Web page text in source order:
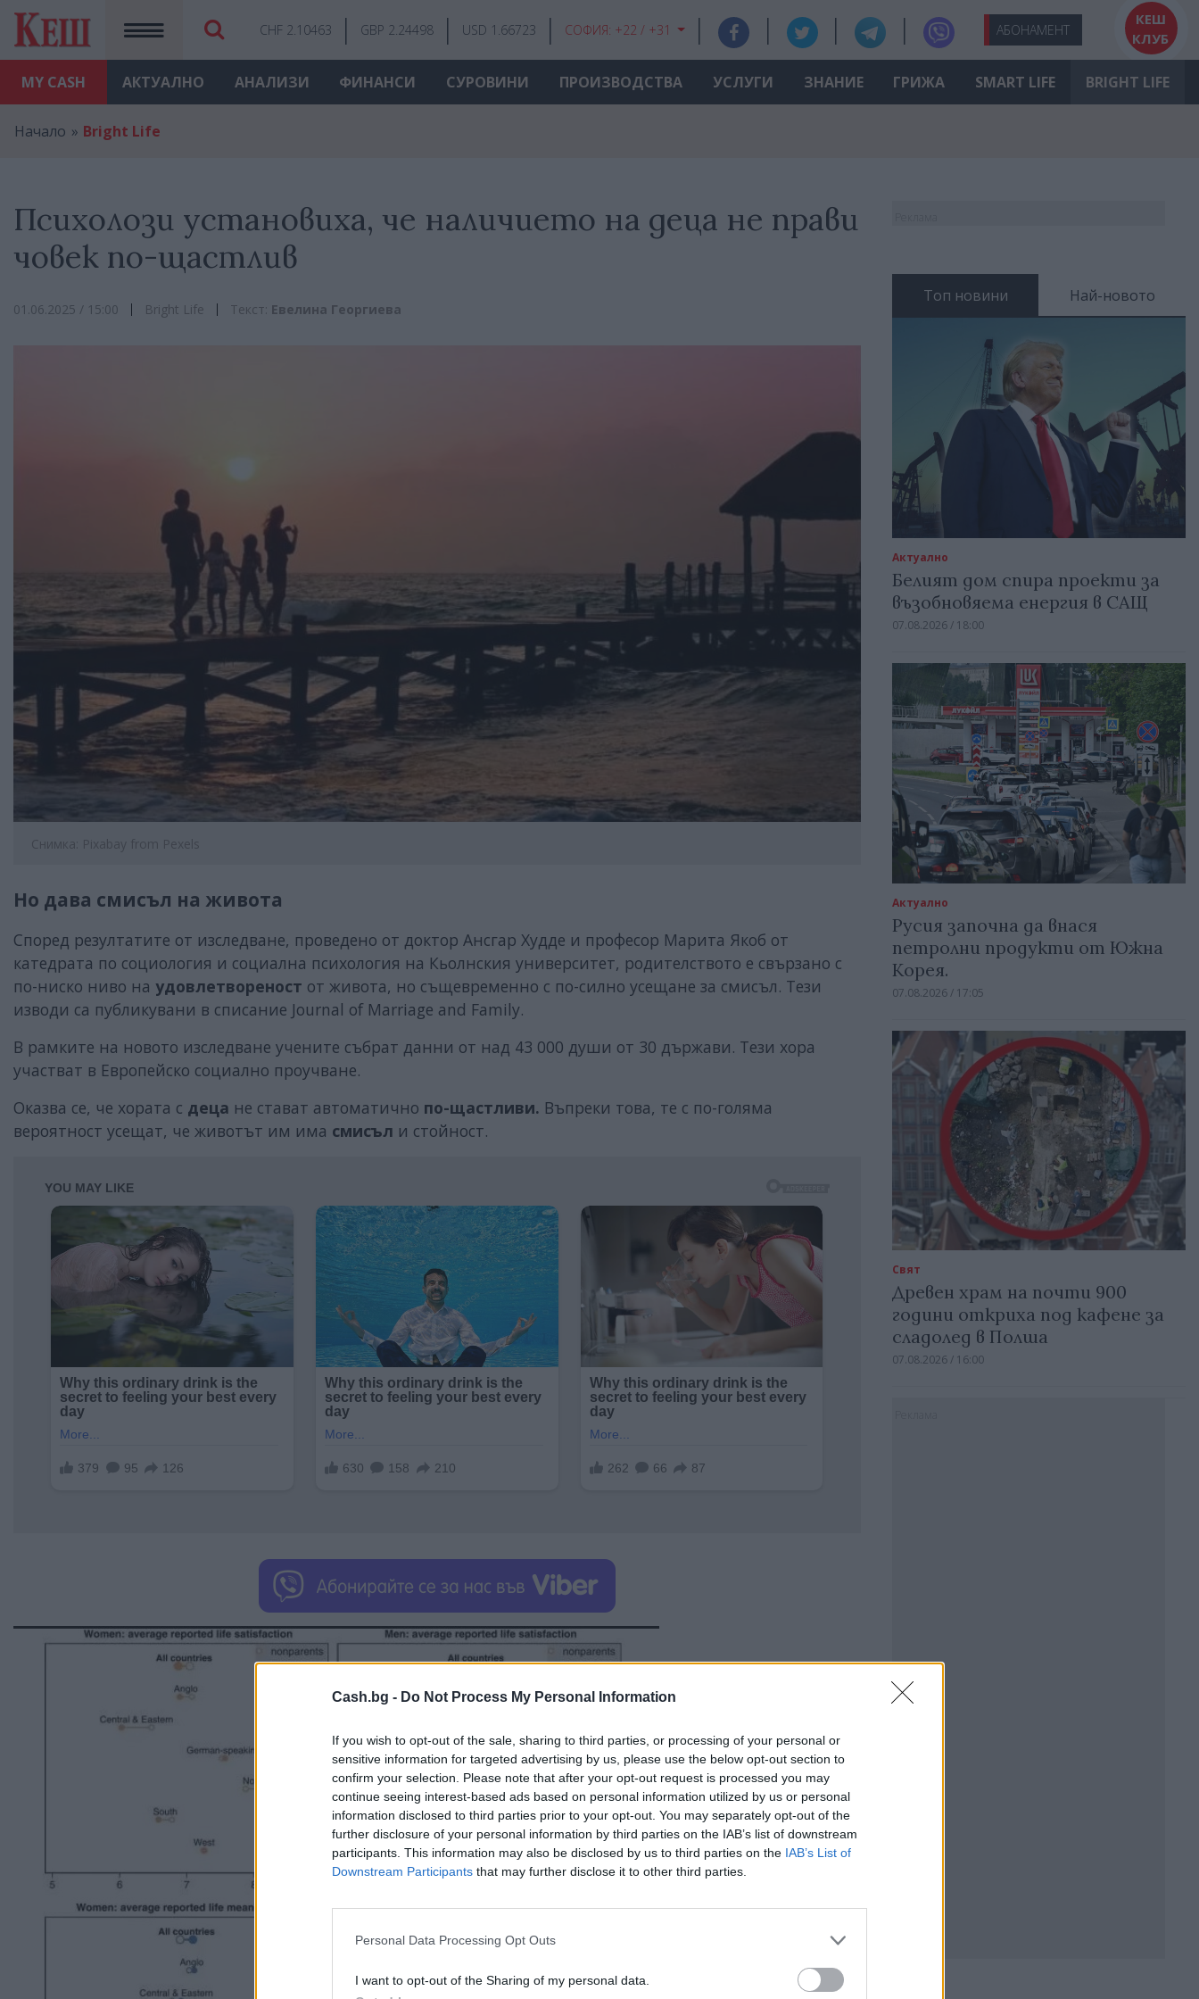
Cash.bg - Do Not Process My Personal Information
If you wish to opt-out of the sale, sharing to third parties, or processing of your personal or
sensitive information for targeted advertising by us, please use the below opt-out section to
confirm your selection. Please note that after your opt-out request is processed you may
continue seeing interest-based ads based on personal information utilized by us or personal
information disclosed to third parties prior to your opt-out. You may separately opt-out of the
further disclosure of your personal information by third parties on the IAB’s list of downstream
participants. This information may also be disclosed by us to third parties on the IAB’s List of
Downstream Participants that may further disclose it to other third parties.
Personal Data Processing Opt Outs
I want to opt-out of the Sharing of my personal data.
MY CASH
CHF 2.10463 GBP 2.24498 USD 1.66723 СОФИЯ: +22 / +31 АБОНАМЕНТ
КЕШ
КЛУБ
АКТУАЛНО АНАЛИЗИ ФИНАНСИ СУРОВИНИ ПРОИЗВОДСТВА УСЛУГИ ЗНАНИЕ ГРИЖА SMART LIFE BRIGHT LIFE
Начало Bright Life
Психолози установиха, че наличието на деца не прави
човек по-щастлив
01.06.2025 / 15:00 Bright Life Текст: Евелина Георгиева
Снимка: Pixabay from Pexels
Но дава смисъл на живота
Според резултатите от изследване, проведено от доктор Ансгар Худде и професор Марита Якоб от
катедрата по социология и социална психология на Кьолнския университет, родителството е свързано с
по-ниско ниво на удовлетвореност от живота, но същевременно с по-силно усещане за смисъл. Тези
изводи са публикувани в списание Journal of Marriage and Family.
В рамките на новото изследване учените събрат данни от над 43 000 души от 30 държави. Тези хора
участват в Европейско социално проучване.
Оказва се, че хората с деца не стават автоматично по-щастливи. Въпреки това, те с по-голяма
вероятност усещат, че животът им има смисъл и стойност.
Топ новини Най-новото
Актуално
Белият дом спира проекти за
възобновяема енергия в САЩ
07.08.2026 / 18:00
Актуално
Русия започна да внася
петролни продукти от Южна
Корея.
07.08.2026 / 17:05
Свят
Древен храм на почти 900
години откриха под кафене за
сладолед в Полша
07.08.2026 / 16:00